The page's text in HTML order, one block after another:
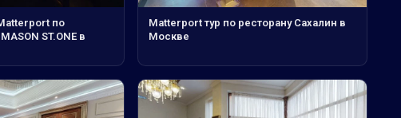
по
ST.ONE в
Matterport тур по ресторану Сахалин в
Москве